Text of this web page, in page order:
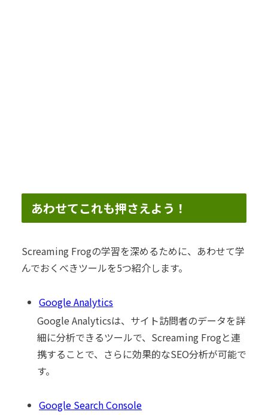
あわせてこれも押さえよう！
Screaming Frogの学習を深めるために、あわせて学
んでおくべきツールを5つ紹介します。
Google Analytics
Google Analyticsは、サイト訪問者のデータを詳
細に分析できるツールで、Screaming Frogと連
携することで、さらに効果的なSEO分析が可能で
す。
Google Search Console